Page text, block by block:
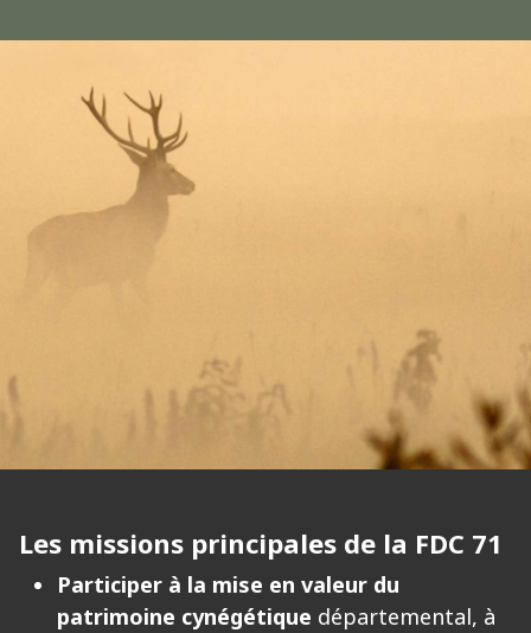
Les missions principales de la FDC 71
Participer à la mise en valeur du
patrimoine cynégétique départemental, à